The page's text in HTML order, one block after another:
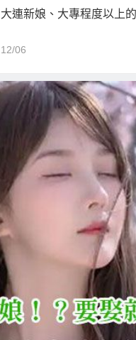
大連新娘、大專程度以上
12/06